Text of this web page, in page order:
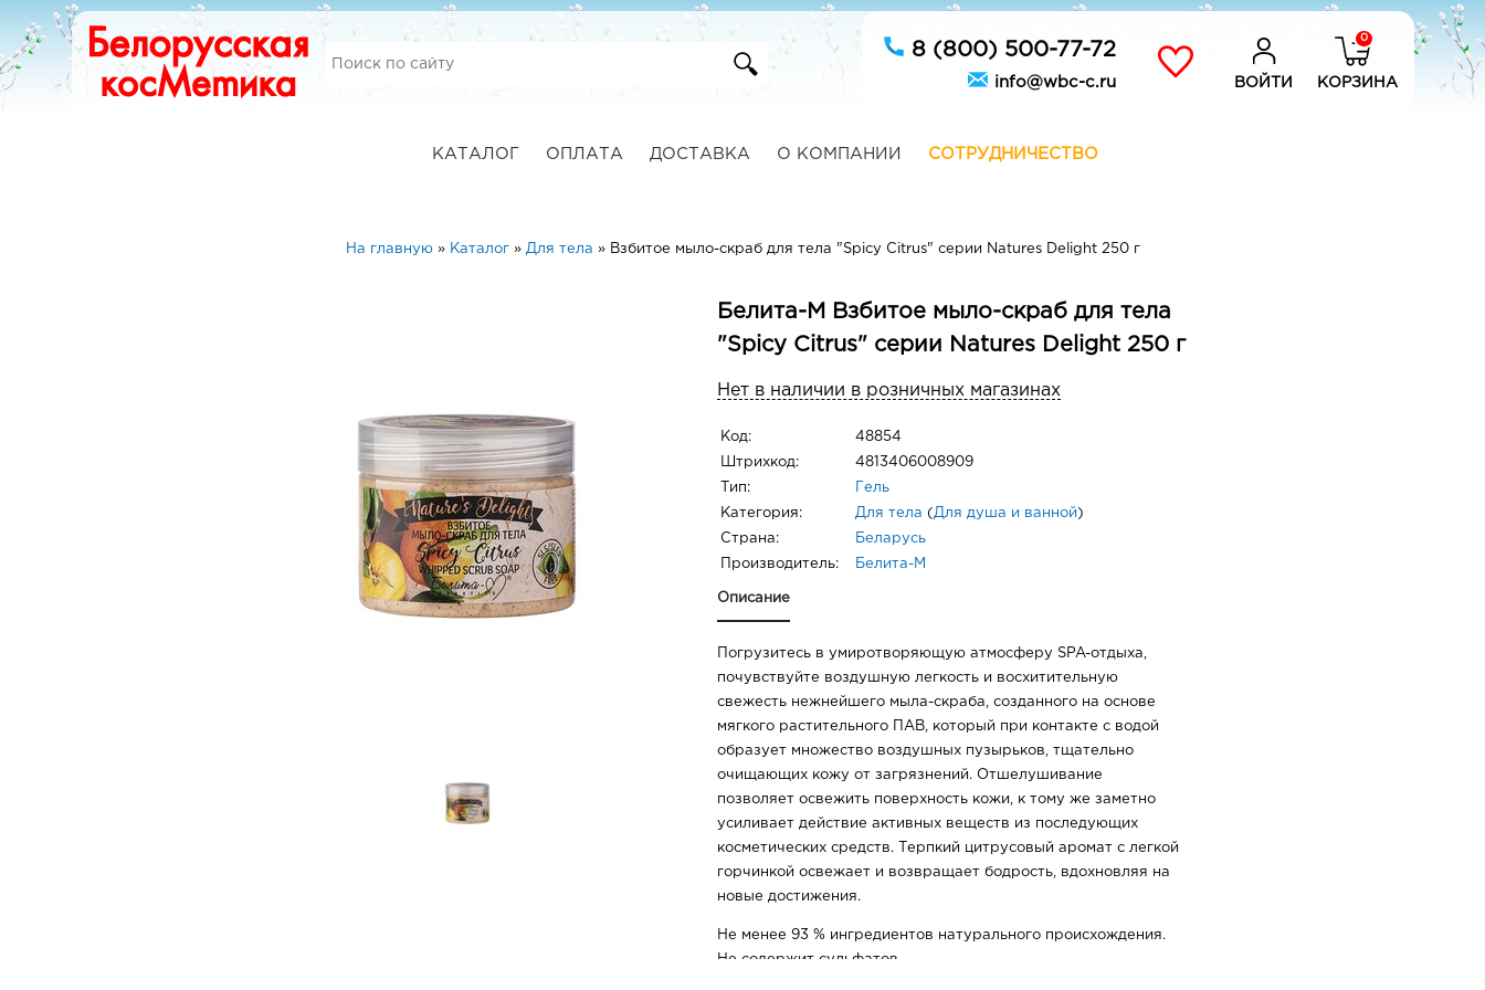
8 (800) 500-77-72
info@wbc-c.ru ВОЙТИ
0
КОРЗИНА
КАТАЛОГ ОПЛАТА ДОСТАВКА О КОМПАНИИ СОТРУДНИЧЕСТВО
На главную» Каталог» Для тела » Взбитое мыло-скраб для тела "Spicy Citrus" серии Natures Delight 250 г
Белита-М Взбитое мыло-скраб для тела
"Spicy Citrus" серии Natures Delight 250 г
Нет в наличии в розничных магазинах
Код: 48854
Штрихкод: 4813406008909
Тип: Гель
Категория: Для тела ( Для душа и ванной )
Страна: Беларусь
Производитель: Белита-М
Описание
Погрузитесь в умиротворяющую атмосферу SPA-отдыха,
почувствуйте воздушную легкость и восхитительную
свежесть нежнейшего мыла-скраба, созданного на основе
мягкого растительного ПАВ, который при контакте с водой
образует множество воздушных пузырьков, тщательно
очищающих кожу от загрязнений. Отшелушивание
позволяет освежить поверхность кожи, к тому же заметно
усиливает действие активных веществ из последующих
косметических средств. Терпкий цитрусовый аромат с легкой
горчинкой освежает и возвращает бодрость, вдохновляя на
новые достижения.
Не менее 93 % ингредиентов натурального происхождения.
Не содержит сульфатов.